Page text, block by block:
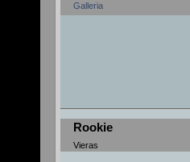
Galleria
Rookie
Vieras